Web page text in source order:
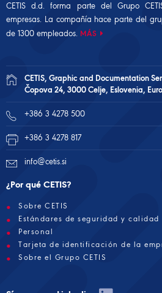
CETIS d.d. forma parte del Grupo
empresas. La compañía hace parte del
de 1300 empleados. MÁS
CETIS, Graphic and Documentation
Čopova 24, 3000 Celje, Eslovenia,
+386 3 4278 500
+386 3 4278 817
info@cetis.si
¿Por qué CETIS?
Sobre CETIS
Estándares de seguridad y calidad
Personal
Tarjeta de identificación de la
Sobre el Grupo CETIS